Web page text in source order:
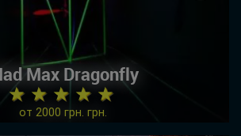
Max Dragonfly
★ ★ ★ ★ ★
от 2000 грн. грн.